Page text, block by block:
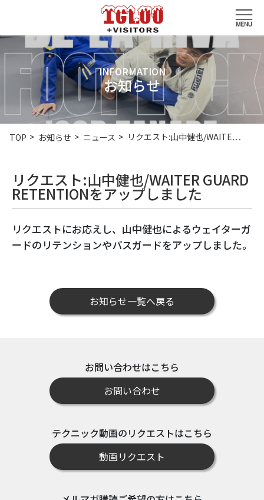
INFORMATION
お知らせ
TOP お知らせ ニュース リクエスト:山中健也/WAITE…
リクエスト:山中健也/WAITER GUARD
RETENTIONをアップしました
リクエストにお応えし、山中健也によるウェイターガ
ードのリテンションやパスガードをアップしました。
お知らせ一覧へ戻る
お問い合わせはこちら
お問い合わせ
テクニック動画のリクエストはこちら
動画リクエスト